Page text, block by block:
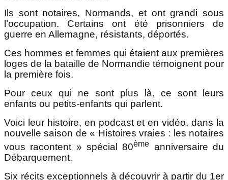
Ils sont notaires, Normands, et ont grandi sous
l’occupation. Certains ont été prisonniers de
guerre en Allemagne, résistants, déportés.
Ces hommes et femmes qui étaient aux premières
loges de la bataille de Normandie témoignent pour
la première fois.
Pour ceux qui ne sont plus là, ce sont leurs
enfants ou petits-enfants qui parlent.
Voici leur histoire, en podcast et en vidéo, dans la
nouvelle saison de « Histoires vraies : les notaires
vous racontent » spécial 80ème anniversaire du
Débarquement.
Six récits exceptionnels à découvrir à partir du 1er